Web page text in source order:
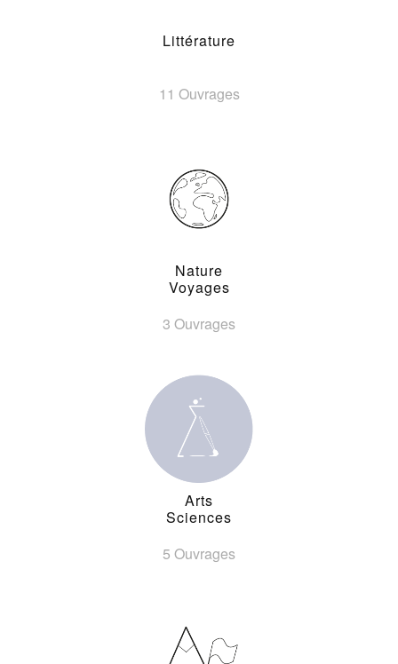
Littérature
11 Ouvrages
Nature
Voyages
3 Ouvrages
Arts
Sciences
5 Ouvrages